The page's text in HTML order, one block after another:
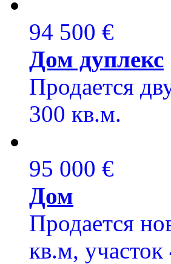
94 500 €
Дом дуплекс
Продается
300 кв.м.
95 000 €
Дом
Продается
кв.м,